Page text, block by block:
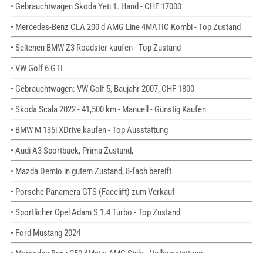
• Gebrauchtwagen Skoda Yeti 1. Hand - CHF 17000
• Mercedes-Benz CLA 200 d AMG Line 4MATIC Kombi - Top Zustand
• Seltenen BMW Z3 Roadster kaufen - Top Zustand
• VW Golf 6 GTI
• Gebrauchtwagen: VW Golf 5, Baujahr 2007, CHF 1800
• Skoda Scala 2022 - 41,500 km - Manuell - Günstig Kaufen
• BMW M 135i XDrive kaufen - Top Ausstattung
• Audi A3 Sportback, Prima Zustand,
• Mazda Demio in gutem Zustand, 8-fach bereift
• Porsche Panamera GTS (Facelift) zum Verkauf
• Sportlicher Opel Adam S 1.4 Turbo - Top Zustand
• Ford Mustang 2024